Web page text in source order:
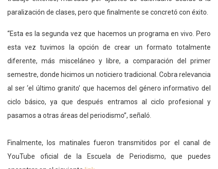
paralización de clases, pero que finalmente se concretó con éxito.
“Esta es la segunda vez que hacemos un programa en vivo. Pero
esta vez tuvimos la opción de crear un formato totalmente
diferente, más misceláneo y libre, a comparación del primer
semestre, donde hicimos un noticiero tradicional. Cobra relevancia
al ser ‘el último granito’ que hacemos del género informativo del
ciclo básico, ya que después entramos al ciclo profesional y
pasamos a otras áreas del periodismo”, señaló.
Finalmente, los matinales fueron transmitidos por el canal de
YouTube oficial de la Escuela de Periodismo, que puedes